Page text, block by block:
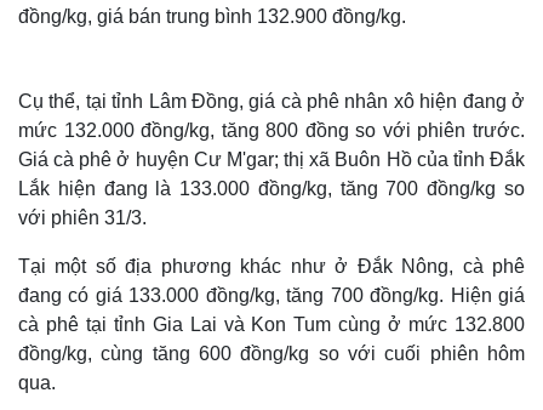
đồng/kg, giá bán trung bình 132.900 đồng/kg.
Cụ thể, tại tỉnh Lâm Đồng, giá cà phê nhân xô hiện đang ở
mức 132.000 đồng/kg, tăng 800 đồng so với phiên trước.
Giá cà phê ở huyện Cư M'gar; thị xã Buôn Hồ của tỉnh Đắk
Lắk hiện đang là 133.000 đồng/kg, tăng 700 đồng/kg so
với phiên 31/3.
Tại một số địa phương khác như ở Đắk Nông, cà phê
đang có giá 133.000 đồng/kg, tăng 700 đồng/kg. Hiện giá
cà phê tại tỉnh Gia Lai và Kon Tum cùng ở mức 132.800
đồng/kg, cùng tăng 600 đồng/kg so với cuối phiên hôm
qua.